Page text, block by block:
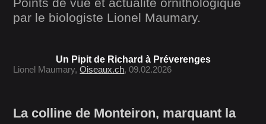
par le biologiste Lionel Maumary.
Un Pipit de Richard à Préverenges
Lionel Maumary,Oiseaux.ch, 09.02.2026
La colline de Monteiron, marquant la